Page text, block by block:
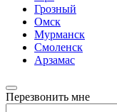
Грозный
Омск
Мурманск
Смоленск
Арзамас
Перезвонить мне